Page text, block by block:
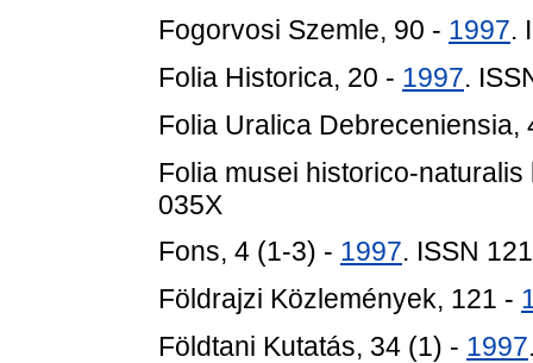
Fogorvosi Szemle, 90 - 1997.
Folia Historica, 20 - 1997.
Folia Uralica Debreceniensia,
Folia musei historico-
035X
Fons, 4 (1-3) - 1997. ISSN
Földrajzi Közlemények, 121 -
Földtani Kutatás, 34 (1) - 1997